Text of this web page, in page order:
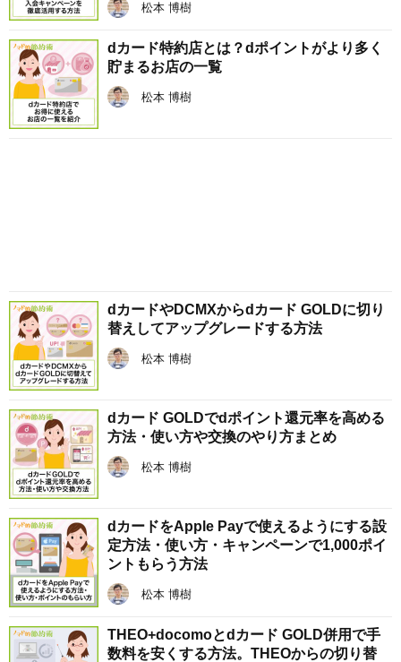
松本 博樹
dカード特約店とは？dポイントがより多く
貯まるお店の一覧
松本 博樹
dカードやDCMXからdカード GOLDに切り
替えしてアップグレードする方法
松本 博樹
dカード GOLDでdポイント還元率を高める
方法・使い方や交換のやり方まとめ
松本 博樹
dカードをApple Payで使えるようにする設
定方法・使い方・キャンペーンで1,000ポイ
ントもらう方法
松本 博樹
THEO+docomoとdカード GOLD併用で手
数料を安くする方法。THEOからの切り替